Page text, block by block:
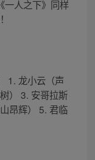
一人之下》同样
1. 龙小云（声
） 3. 安哥拉斯
昂辉） 5. 君临